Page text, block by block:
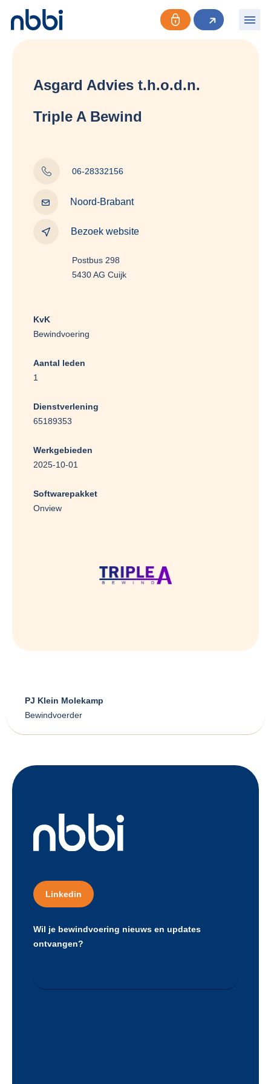
Asgard Advies t.h.o.d.n.
Triple A Bewind
06-28332156
Noord-Brabant
Bezoek website
Postbus 298
5430 AG Cuijk
KvK
Bewindvoering
Aantal leden
1
Dienstverlening
65189353
Werkgebieden
2025-10-01
Softwarepakket
Onview
PJ Klein Molekamp
Bewindvoerder
Linkedin
Wil je bewindvoering nieuws en updates
ontvangen?